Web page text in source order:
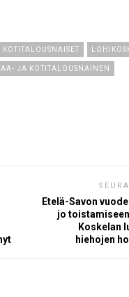
JA KOTITALOUSNAINEN
Etelä-Savon
jo
Koskelan
hiehojen